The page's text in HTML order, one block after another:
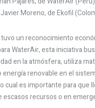
Moreno, de Ekofil
un reconocimiento
WaterAir, esta iniciativa
en la atmósfera, utiliza
energía renovable en el
cual es importante para que
escasos recursos o en